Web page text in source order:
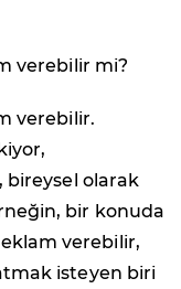
verebilir mi?
verebilir.
bireysel olarak
bir konuda
verebilir,
isteyen biri